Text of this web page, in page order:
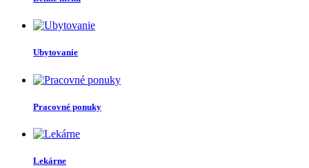
Ubytovanie
Pracovné ponuky
Lekárne